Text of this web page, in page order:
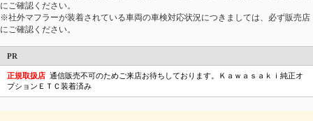
にご確認ください。
※社外マフラーが装着されている車両の車検対応状況につきましては、必ず販売店
にご確認ください。
PR
正規取扱店 通信販売不可のためご来店お待ちしております。Ｋａｗａｓａｋｉ純正オ
プションＥＴＣ装着済み